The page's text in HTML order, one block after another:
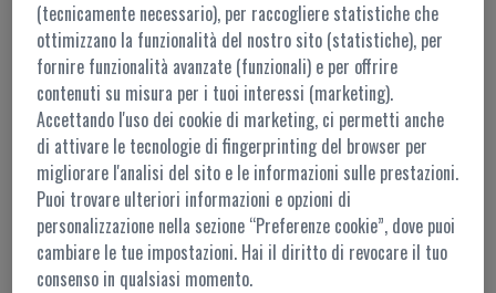
I contenuti di questo portale sono accessibili ai soli utenti registrati.
L'accesso è possibile tramiteMyZEISS
Per ulteriori informazioni,contattaci
Accesso amministrazione
(tecnicamente necessario), per raccogliere statistiche che
ottimizzano la funzionalità del nostro sito (statistiche), per
fornire funzionalità avanzate (funzionali) e per offrire
contenuti su misura per i tuoi interessi (marketing).
Accettando l'uso dei cookie di marketing, ci permetti anche
di attivare le tecnologie di fingerprinting del browser per
migliorare l'analisi del sito e le informazioni sulle prestazioni.
Puoi trovare ulteriori informazioni e opzioni di
personalizzazione nella sezione “Preferenze cookie”, dove puoi
cambiare le tue impostazioni. Hai il diritto di revocare il tuo
consenso in qualsiasi momento.